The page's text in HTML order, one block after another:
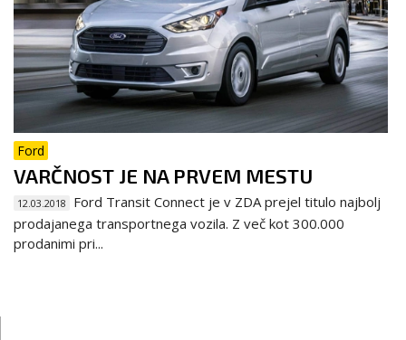
Ford
VARČNOST JE NA PRVEM MESTU
12.03.2018
Ford Transit Connect je v ZDA prejel titulo najbolj
prodajanega transportnega vozila. Z več kot 300.000
prodanimi pri...